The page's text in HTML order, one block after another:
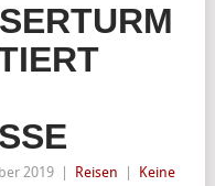
2019 Reisen
Keine